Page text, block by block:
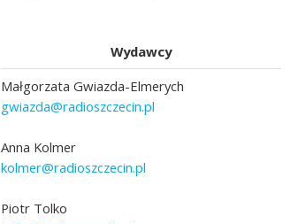
Wydawcy
Małgorzata Gwiazda-Elmerych
gwiazda@radioszczecin.pl
Anna Kolmer
kolmer@radioszczecin.pl
Piotr Tolko